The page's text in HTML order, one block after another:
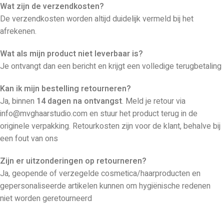
Wat zijn de verzendkosten?
De verzendkosten worden altijd duidelijk vermeld bij het
afrekenen.
Wat als mijn product niet leverbaar is?
Je ontvangt dan een bericht en krijgt een volledige terugbetaling
Kan ik mijn bestelling retourneren?
Ja, binnen 14 dagen na ontvangst. Meld je retour via
info@mvghaarstudio.com en stuur het product terug in de
originele verpakking. Retourkosten zijn voor de klant, behalve bij
een fout van ons
Zijn er uitzonderingen op retourneren?
Ja, geopende of verzegelde cosmetica/haarproducten en
gepersonaliseerde artikelen kunnen om hygiënische redenen
niet worden geretourneerd